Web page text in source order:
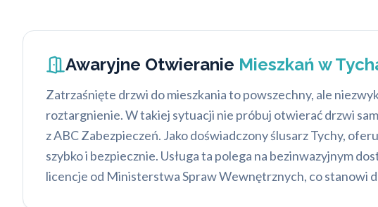
Awaryjne Otwieranie Mieszkań w
Zatrzaśnięte drzwi do mieszkania to powszechny, ale
roztargnienie. W takiej sytuacji nie próbuj otwierać drzwi
z ABC Zabezpieczeń. Jako doświadczony ślusarz Tychy,
szybko i bezpiecznie. Usługa ta polega na bezinwazyjnym
licencje od Ministerstwa Spraw Wewnętrznych, co stanowi